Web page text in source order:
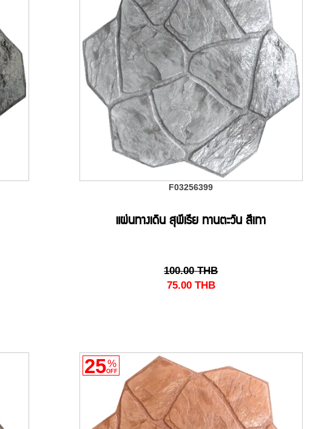
F03256399
แผ่นทางเดิน สุพีเรีย ทานตะวัน สีเทา
100.00 THB
75.00 THB
25%
OFF